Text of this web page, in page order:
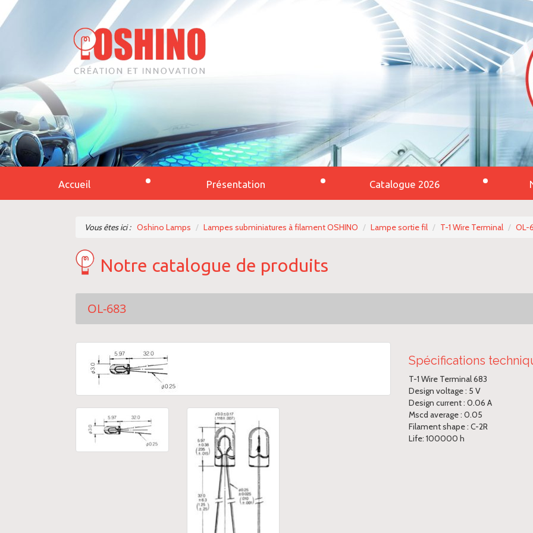
Accueil Présentation Catalogue 2026
Vous êtes ici : Oshino Lamps Lampes subminiatures à filament OSHINO Lampe sortie fil T-1 Wire Terminal OL-
Notre catalogue de produits
OL-683
Spécifications
T-1 Wire Terminal 683
Design voltage : 5 V
Design current : 0.06 A
Mscd average : 0.05
Filament shape : C-2R
Life: 100000 h